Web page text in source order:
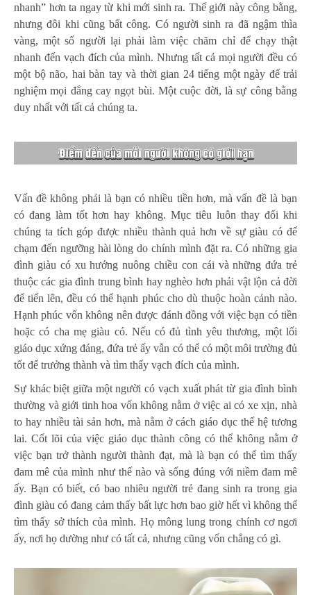
nhanh” hơn ta ngay từ khi mới sinh ra. Thế giới này công bằng,
nhưng đôi khi cũng bất công. Có người sinh ra đã ngậm thìa
vàng, một số người lại phải làm việc chăm chỉ để chạy thật
nhanh đến vạch đích của mình. Nhưng tất cả mọi người đều có
một bộ não, hai bàn tay và thời gian 24 tiếng một ngày để trải
nghiệm mọi đắng cay ngọt bùi. Một cuộc đời, là sự công bằng
duy nhất với tất cả chúng ta.
Vấn đề không phải là bạn có nhiều tiền hơn, mà vấn đề là bạn
có đang làm tốt hơn hay không. Mục tiêu luôn thay đổi khi
chúng ta tích góp được nhiều thành quả hơn về sự giàu có để
chạm đến ngưỡng hài lòng do chính mình đặt ra. Có những gia
đình giàu có xu hướng nuông chiều con cái và những đứa trẻ
thuộc các gia đình trung bình hay nghèo hơn phải vật lộn cả đời
để tiến lên, đều có thể hạnh phúc cho dù thuộc hoàn cảnh nào.
Hạnh phúc vốn không nên được đánh đồng với việc bạn có tiền
hoặc có cha mẹ giàu có. Nếu có đủ tình yêu thương, một lối
giáo dục xứng đáng, đứa trẻ ấy vẫn có thể có một môi trường đủ
tốt để trưởng thành và tìm thấy vạch đích của mình.
Sự khác biệt giữa một người có vạch xuất phát từ gia đình bình
thường và giới tinh hoa vốn không nằm ở việc ai có xe xịn, nhà
to hay nhiều tài sản hơn, mà nằm ở cách giáo dục thế hệ tương
lai. Cốt lõi của việc giáo dục thành công có thể không nằm ở
việc bạn trở thành người thành đạt, mà là bạn có thể tìm thấy
đam mê của mình như thế nào và sống đúng với niềm đam mê
ấy. Bạn có biết, có bao nhiêu người trẻ đang sinh ra trong gia
đình giàu có đang cảm thấy bất lực hơn bao giờ hết vì không thể
tìm thấy sở thích của mình. Họ mông lung trong chính cơ ngơi
ấy, nơi họ dường như có tất cả, nhưng cũng vốn chẳng có gì.